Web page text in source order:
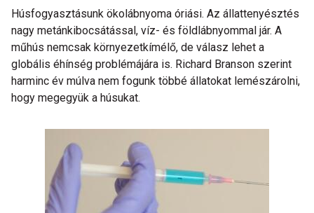
Húsfogyasztásunk ökolábnyoma óriási. Az állattenyésztés
nagy metánkibocsátással, víz- és földlábnyommal jár. A
műhús nemcsak környezetkímélő, de válasz lehet a
globális éhínség problémájára is. Richard Branson szerint
harminc év múlva nem fogunk többé állatokat lemészárolni,
hogy megegyük a húsukat.